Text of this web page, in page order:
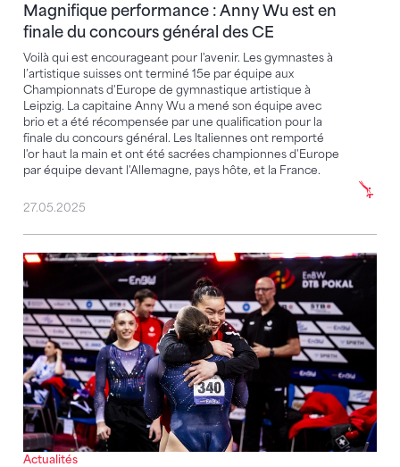
Magnifique performance : Anny Wu est en
finale du concours général des CE
Voilà qui est encourageant pour l'avenir. Les gymnastes à
l’artistique suisses ont terminé 15e par équipe aux
Championnats d'Europe de gymnastique artistique à
Leipzig. La capitaine Anny Wu a mené son équipe avec
brio et a été récompensée par une qualification pour la
finale du concours général. Les Italiennes ont remporté
l'or haut la main et ont été sacrées championnes d'Europe
par équipe devant l'Allemagne, pays hôte, et la France.
27.05.2025
Actualités
Leipzig 2025 – Aperçu des CE